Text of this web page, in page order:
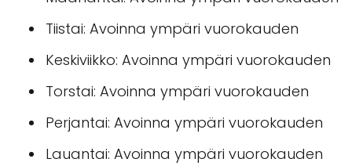
Tiistai: Avoinna ympäri vuorokauden
Keskiviikko: Avoinna ympäri vuorokauden
Torstai: Avoinna ympäri vuorokauden
Perjantai: Avoinna ympäri vuorokauden
Lauantai: Avoinna ympäri vuorokauden